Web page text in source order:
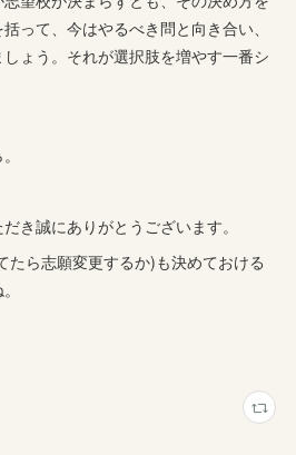
って、今はやるべき問と向き合い、
ょう。それが選択肢を増やす一番シ
き誠にありがとうございます。
たら志願変更するか)も決めておける